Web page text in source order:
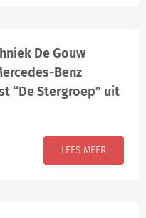
De Gouw
Benz
“De Stergroep” uit
LEES MEER